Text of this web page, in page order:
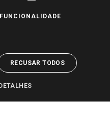
FUNCIONALIDADE
RECUSAR TODOS